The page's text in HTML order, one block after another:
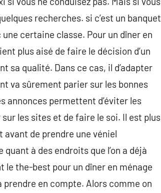
recherches. si c’est un banquet
certaine classe. Pour un dîner en
plus aisé de faire le décision d’un
sa qualité. Dans ce cas, il d’adapter
va sûrement parier sur les bonnes
annonces permettent d’éviter les
les sites et de faire le soi. Il est plus
de prendre une véniel
à des endroits que l’on a déjà
the-best pour un dîner en ménage
en compte. Alors comme on